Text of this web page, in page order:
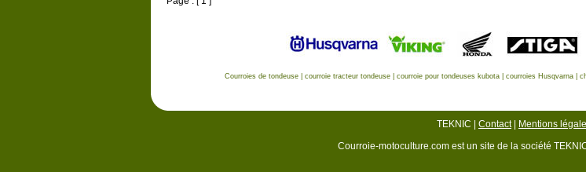
Courroies de tondeuse| courroie tracteur tondeuse| courroie pour tondeuses kubota| courroies Husqvarna|
TEKNIC | Contact| Mentions
Courroie-motoculture.com est un site de la société